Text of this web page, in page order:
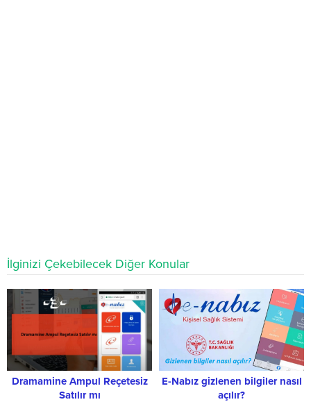
İlginizi Çekebilecek Diğer Konular
Dramamine Ampul Reçetesiz
Satılır mı
E-Nabız gizlenen bilgiler nasıl
açılır?